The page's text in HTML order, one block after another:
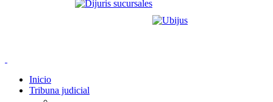
Inicio
Tribuna judicial